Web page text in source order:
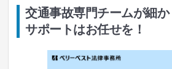
交通事故専門チームが細
サポートはお任せを！